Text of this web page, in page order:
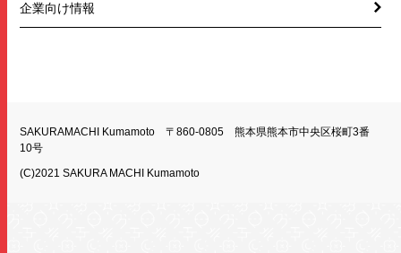
企業向け情報
SAKURAMACHI Kumamoto 〒860-0805 熊本県熊本市中央区桜町3番
10号
(C)2021 SAKURA MACHI Kumamoto